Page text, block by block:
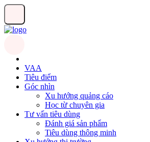
VAA
Tiêu điểm
Góc nhìn
Xu hướng quảng cáo
Học từ chuyên gia
Tư vấn tiêu dùng
Đánh giá sản phẩm
Tiêu dùng thông minh